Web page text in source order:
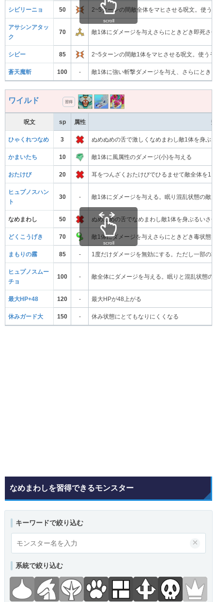
シビリーニョ 50 2~5ターンの間敵全体をマヒさせる呪文。使う
アサシンアタッ
ク
70 敵1体にダメージを与えさらにときどき即死さ
シビー 85 2~5ターンの間敵1体をマヒさせる呪文。使う
蒼天魔斬 100 - 敵1体に強い斬撃ダメージを与え、さらにとき
scroll
ワイルド 習得
呪文 sp 属性
ひゃくれつなめ 3 ぬめぬめの舌で激しくなめまわし敵1体を身ぶ
かまいたち 10 敵1体に風属性のダメージ(小)を与える
おたけび 20 耳をつんざくおたけびでひるませて敵全体を1
ヒュプノスハン
ト
30 - 敵1体にダメージを与える。眠り混乱状態の敵
なめまわし 50 ぬめぬめの舌でなめまわし敵1体を身ぶるいさ
どくこうげき 70 敵1体にダメージを与えさらにときどき毒状態
まもりの霧 85 - 1度だけダメージを無効にする。ただし一部の
ヒュプノスムー
チョ
100 - 敵全体にダメージを与える。眠りと混乱状態の
最大HP+48 120 - 最大HPが48上がる
休みガード大 150 - 休み状態にとてもなりにくくなる
scroll
なめまわしを習得できるモンスター
キーワードで絞り込む
×
系統で絞り込む